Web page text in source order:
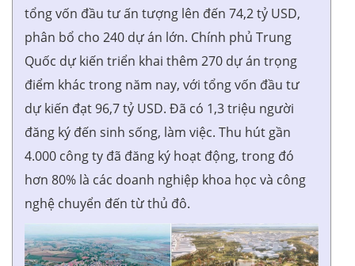
tổng vốn đầu tư ấn tượng lên đến 74,2 tỷ USD,
phân bổ cho 240 dự án lớn. Chính phủ Trung
Quốc dự kiến triển khai thêm 270 dự án trọng
điểm khác trong năm nay, với tổng vốn đầu tư
dự kiến đạt 96,7 tỷ USD. Đã có 1,3 triệu người
đăng ký đến sinh sống, làm việc. Thu hút gần
4.000 công ty đã đăng ký hoạt động, trong đó
hơn 80% là các doanh nghiệp khoa học và công
nghệ chuyển đến từ thủ đô.